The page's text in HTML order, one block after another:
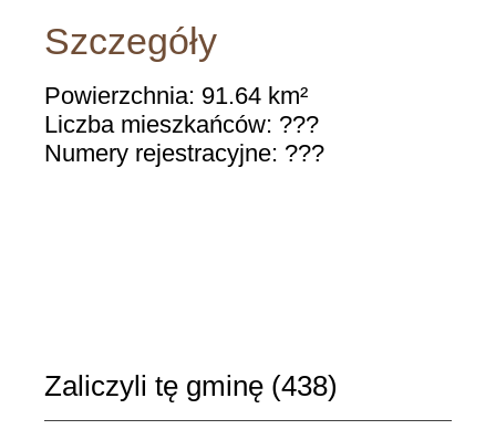
Szczegóły
Powierzchnia: 91.64 km²
Liczba mieszkańców: ???
Numery rejestracyjne: ???
Zaliczyli tę gminę (438)